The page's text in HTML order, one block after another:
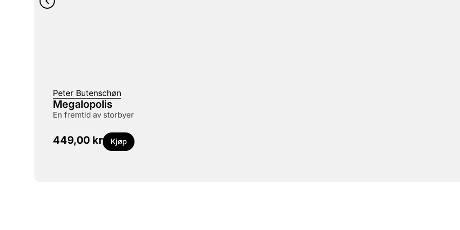
Peter Butenschøn
Megalopolis
en fremtid av storbyer
449,00 kr Kjøp